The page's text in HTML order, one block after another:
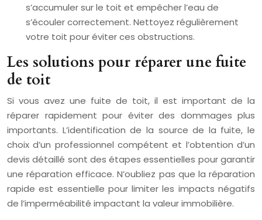
s’accumuler sur le toit et empêcher l’eau de
s’écouler correctement. Nettoyez régulièrement
votre toit pour éviter ces obstructions.
Les solutions pour réparer une fuite
de toit
Si vous avez une fuite de toit, il est important de la
réparer rapidement pour éviter des dommages plus
importants. L’identification de la source de la fuite, le
choix d’un professionnel compétent et l’obtention d’un
devis détaillé sont des étapes essentielles pour garantir
une réparation efficace. N’oubliez pas que la réparation
rapide est essentielle pour limiter les impacts négatifs
de l’imperméabilité impactant la valeur immobilière.